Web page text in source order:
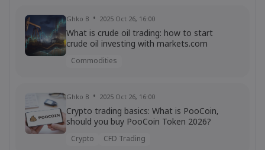
Ghko B 2025 Oct 26, 16:00
What is crude oil trading: how to start
crude oil investing with markets.com
Commodities
Ghko B 2025 Oct 26, 16:00
Crypto trading basics: What is PooCoin,
should you buy PooCoin Token 2026?
Crypto CFD Trading